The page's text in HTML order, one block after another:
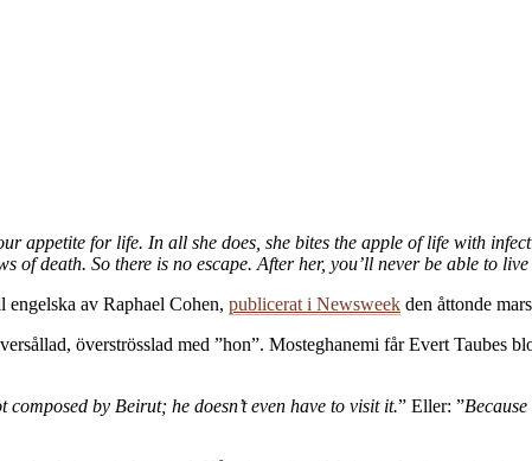
appetite for life. In all she does, she bites the apple of life with
of death. So there is no escape. After her, you’ll never be able to live
engelska av Raphael Cohen, publicerat i Newsweek den åttonde
överströsslad med ”hon”. Mosteghanemi får Evert Taubes
composed by Beirut; he doesn’t even have to visit it.” Eller: ”